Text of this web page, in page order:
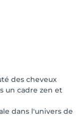
des cheveux
un cadre zen et
dans l'univers de